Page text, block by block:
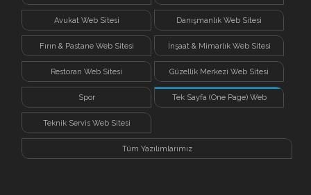
Avukat Web Sitesi Danışmanlık Web Sitesi
Fırın & Pastane Web Sitesi İnşaat & Mimarlık Web Sitesi
Restoran Web Sitesi Güzellik Merkezi Web Sitesi
Spor Tek Sayfa (One Page) Web
Teknik Servis Web Sitesi
Tüm Yazılımlarımız